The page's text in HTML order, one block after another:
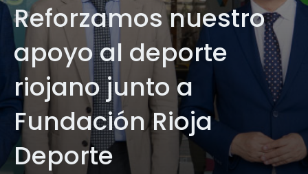
Reforzamos nuestro
apoyo al deporte
riojano junto a
Fundación Rioja
Deporte